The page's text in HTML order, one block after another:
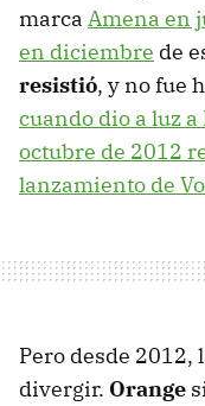
marca Amena en
en diciembre de
resistió, y no fue
cuando dio a luz a
octubre de 2012
lanzamiento de
Pero desde 2012,
divergir. Orange